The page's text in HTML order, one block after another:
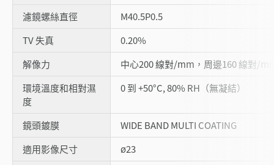
濾鏡螺絲直徑
M40.5P0.5
TV 失真
0.20%
解像力
中心200 線對/mm，周邊160 線對/
環境溫度和相對濕
度
0 到 +50°C, 80% RH（無凝結）
鏡頭鍍膜
WIDE BAND MULTI COATING
適用影像尺寸
ø23